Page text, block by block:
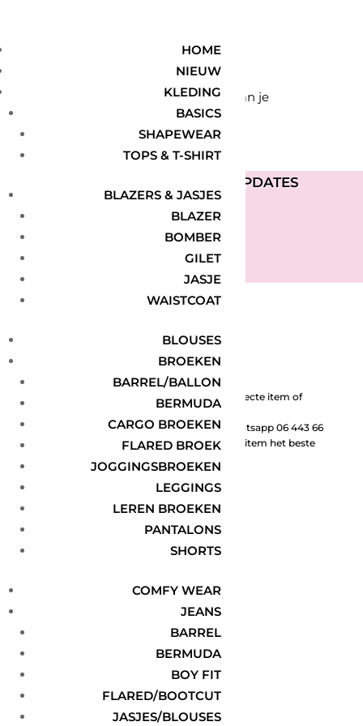
HOME
NIEUW
KLEDING
BASICS
SHAPEWEAR
TOPS & T-SHIRT
BLAZERS & JASJES
BLAZER
BOMBER
GILET
JASJE
WAISTCOAT
BLOUSES
BROEKEN
BARREL/BALLON
BERMUDA
CARGO BROEKEN
FLARED BROEK
JOGGINGSBROEKEN
LEGGINGS
LEREN BROEKEN
PANTALONS
SHORTS
COMFY WEAR
JEANS
BARREL
BERMUDA
BOY FIT
FLARED/BOOTCUT
JASJES/BLOUSES
Geen producten gevonden die aan je
zoekcriteria voldoen.
ONTVANG DE LAATSTE UPDATES
Geslaagd-bericht
Graag helpen wij jou met het vinden van jouw perfecte item of
Neem daarom gerust contact met ons op via Whatsapp 06 443 66
168, zodat we samen kunnen kijken welke maat of item het beste
INFORMATIE
Levering & Retour